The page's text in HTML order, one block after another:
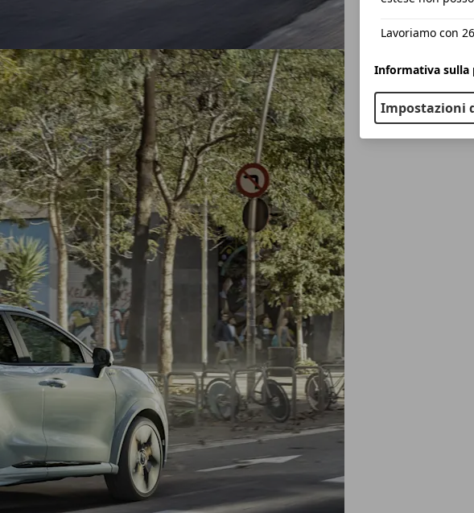
Lavoriamo con
Informativa sulla
Impostazioni